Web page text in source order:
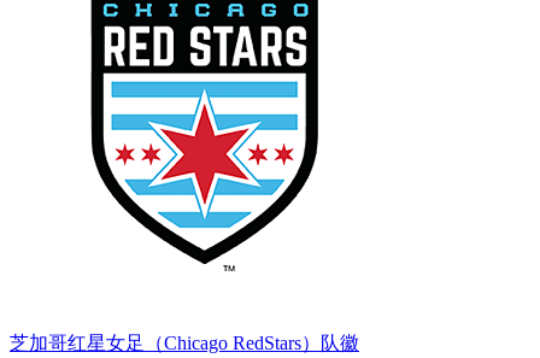
芝加哥红星女足（Chicago RedStars）队徽